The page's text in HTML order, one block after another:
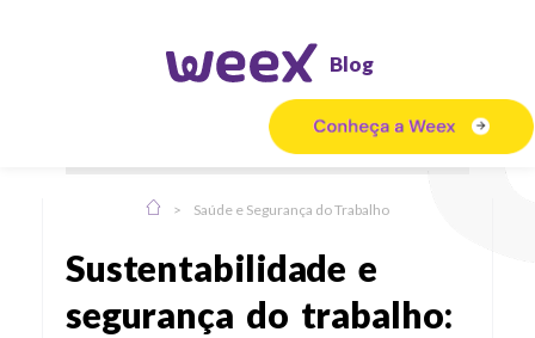
Blog
> Saúde e Segurança do Trabalho
Sustentabilidade e
segurança do trabalho: